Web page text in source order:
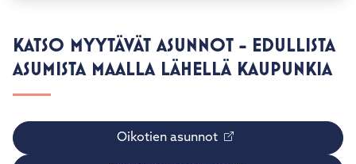
KATSO MYYTÄVÄT ASUNNOT - EDULLISTA
ASUMISTA MAALLA LÄHELLÄ KAUPUNKIA
Oikotien asunnot